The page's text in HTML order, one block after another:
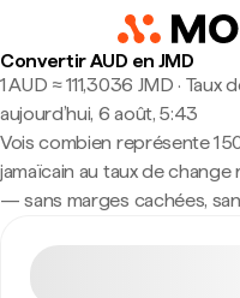
Convertir AUD en JMD
1 AUD ≈ 111,3036 JMD · Taux
aujourd’hui, 6 août, 5:43
Vois combien représente 1
jamaïcain au taux de
— sans marges cachées,